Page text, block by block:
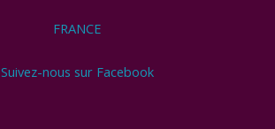
FRANCE
Suivez-nous sur Facebook